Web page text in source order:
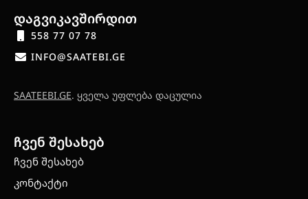
დაგვიკავშირდით
558 77 07 78
INFO@SAATEBI.GE
SAATEEBI.GE. ყველა უფლება დაცულია
ჩვენ შესახებ
ჩვენ შესახებ
კონტაქტი